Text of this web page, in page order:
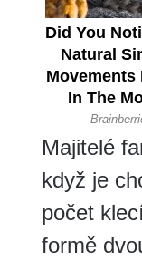
Majitelé
když je
počet
formě